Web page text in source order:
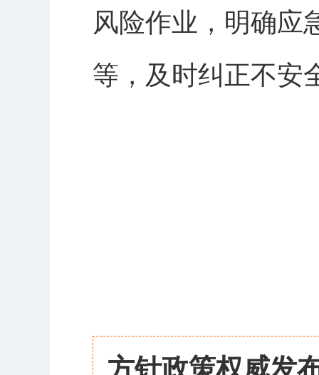
风险作业，明确应
等，及时纠正不安
方针政策权威发